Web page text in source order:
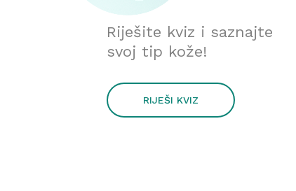
Riješite kviz i saznajte
svoj tip kože!
RIJEŠI KVIZ